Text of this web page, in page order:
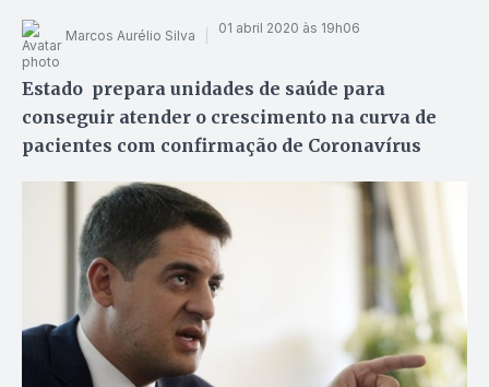
Marcos Aurélio Silva 01 abril 2020 às 19h06
Estado prepara unidades de saúde para
conseguir atender o crescimento na curva de
pacientes com confirmação de Coronavírus